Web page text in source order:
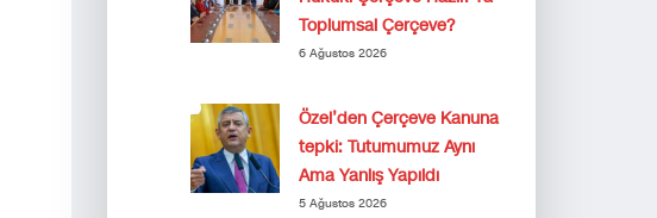
Toplumsal Çerçeve?
6 Ağustos 2026
Özel’den Çerçeve Kanuna
tepki: Tutumumuz Aynı
Ama Yanlış Yapıldı
5 Ağustos 2026